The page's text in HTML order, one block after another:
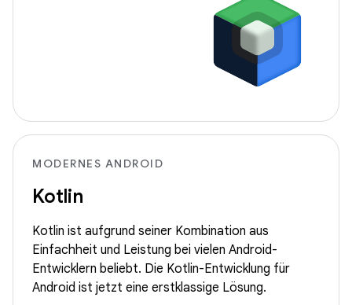
MODERNES ANDROID
Kotlin
Kotlin ist aufgrund seiner Kombination aus
Einfachheit und Leistung bei vielen Android-
Entwicklern beliebt. Die Kotlin-Entwicklung für
Android ist jetzt eine erstklassige Lösung.